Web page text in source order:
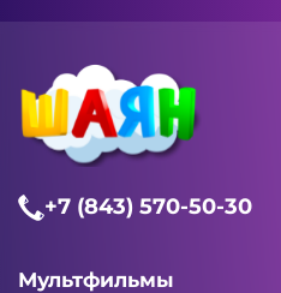
+7 (843) 570-50-30
Мультфильмы